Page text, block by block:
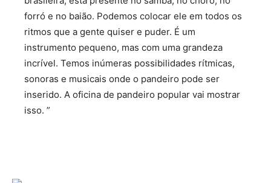
forró e no baião. Podemos colocar ele em todos os
ritmos que a gente quiser e puder. É um
instrumento pequeno, mas com uma grandeza
incrível. Temos inúmeras possibilidades rítmicas,
sonoras e musicais onde o pandeiro pode ser
inserido. A oficina de pandeiro popular vai mostrar
isso. ”